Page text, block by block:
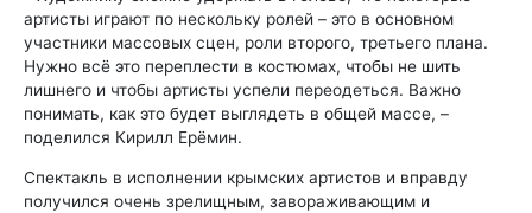
артисты играют по нескольку ролей – это в основном
участники массовых сцен, роли второго, третьего плана.
Нужно всё это переплести в костюмах, чтобы не шить
лишнего и чтобы артисты успели переодеться. Важно
понимать, как это будет выглядеть в общей массе, –
поделился Кирилл Ерёмин.
Спектакль в исполнении крымских артистов и вправду
получился очень зрелищным, завораживающим и